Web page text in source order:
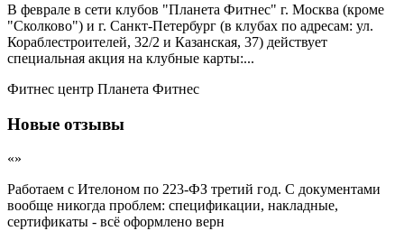
В феврале в сети клубов "Планета Фитнес" г. Москва (кроме
"Сколково") и г. Санкт-Петербург (в клубах по адресам: ул.
Кораблестроителей, 32/2 и Казанская, 37) действует
специальная акция на клубные карты:...
Фитнес центр Планета Фитнес
Новые отзывы
«»
Работаем с Ителоном по 223-ФЗ третий год. С документами
вообще никогда проблем: спецификации, накладные,
сертификаты - всё оформлено верн